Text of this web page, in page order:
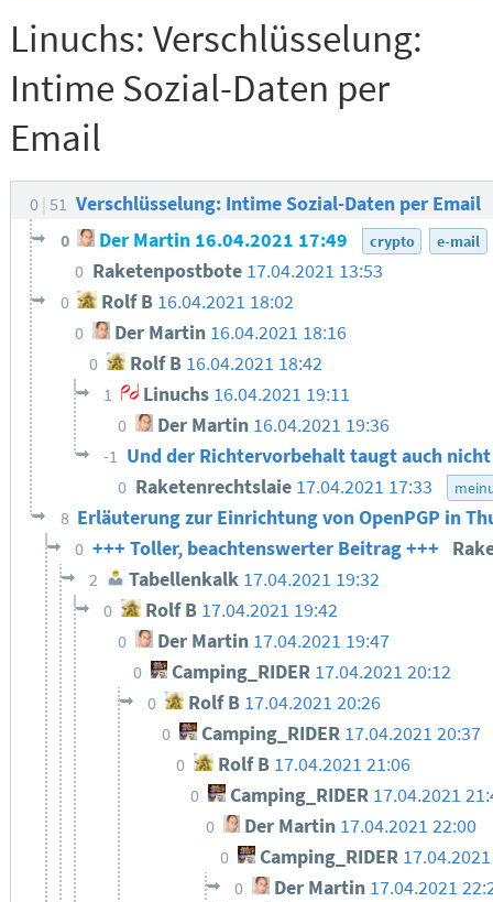
Linuchs: Verschlüsselung:
Intime Sozial-Daten per
Email
0 51 Verschlüsselung: Intime Sozial-Daten per Email
0 Der Martin 16.04.2021 17:49 crypto e-mail
0 Raketenpostbote 17.04.2021 13:53
0 Rolf B 16.04.2021 18:02
0 Der Martin 16.04.2021 18:16
0 Rolf B 16.04.2021 18:42
1 Linuchs 16.04.2021 19:11
0 Der Martin 16.04.2021 19:36
-1 Und der Richtervorbehalt taugt auch
0 Raketenrechtslaie 17.04.2021 17:33
8 Erläuterung zur Einrichtung von OpenPGP in
0 +++ Toller, beachtenswerter Beitrag +++
2 Tabellenkalk 17.04.2021 19:32
0 Rolf B 17.04.2021 19:42
0 Der Martin 17.04.2021 19:47
0 Camping_RIDER 17.04.2021 20:12
0 Rolf B 17.04.2021 20:26
0 Camping_RIDER 17.04.2021 20:37
0 Rolf B 17.04.2021 21:06
0 Camping_RIDER 17.04.2021
0 Der Martin 17.04.2021 22:00
0 Camping_RIDER
0 Der Martin 17.04.2021